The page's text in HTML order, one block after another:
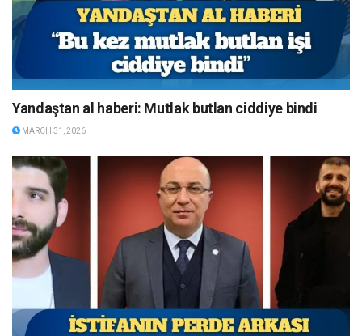
Yandaştan al haberi: Mutlak butlan ciddiye bindi
MARCH 31, 2026